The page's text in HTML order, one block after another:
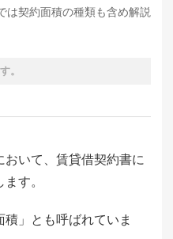
は契約面積の種類も含め解説
。
いて、賃貸借契約書に
す。
」とも呼ばれていま